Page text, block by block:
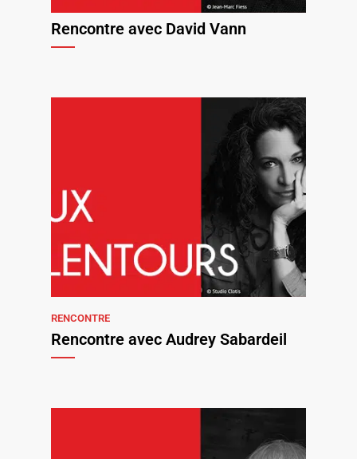
Rencontre avec David Vann
RENCONTRE
Rencontre avec Audrey Sabardeil